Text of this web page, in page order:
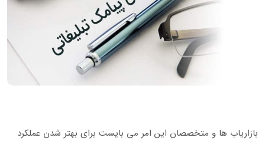
بازاریاب ها و متخصصان این امر می بایست برای بهتر شدن عملکرد